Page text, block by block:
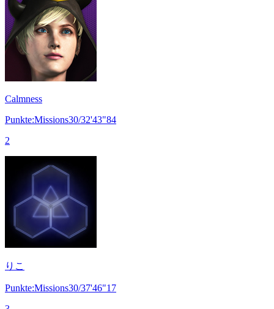
Calmness
Punkte:Missions30/32'43"84
2
りこ
Punkte:Missions30/37'46"17